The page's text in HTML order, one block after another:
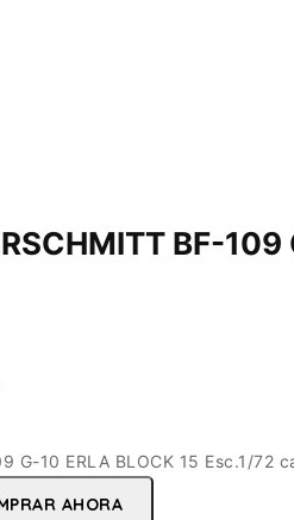
BF-
G-10 ERLA BLOCK 15 Esc.1/72
AHORA